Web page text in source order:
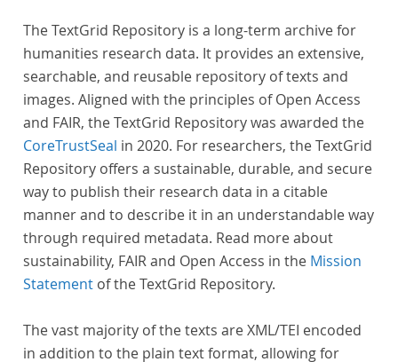
The TextGrid Repository is a long-term archive for
humanities research data. It provides an extensive,
searchable, and reusable repository of texts and
images. Aligned with the principles of Open Access
and FAIR, the TextGrid Repository was awarded the
CoreTrustSeal in 2020. For researchers, the TextGrid
Repository offers a sustainable, durable, and secure
way to publish their research data in a citable
manner and to describe it in an understandable way
through required metadata. Read more about
sustainability, FAIR and Open Access in the Mission
Statement of the TextGrid Repository.
The vast majority of the texts are XML/TEI encoded
in addition to the plain text format, allowing for